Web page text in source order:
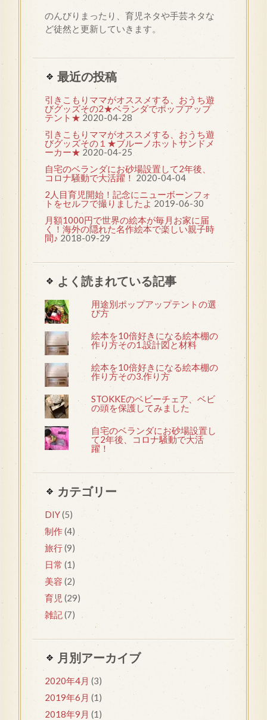
のんびりまったり、育児ネタや手芸ネタな
ど徒然と更新していきます。
最近の投稿
引きこもりママがオススメする、おうち遊
びグッズその2★ベランダでポップアップ
テント★ 2020-04-28
引きこもりママがオススメする、おうち遊
びグッズその１★ブルーノホットサンドメ
ーカー★ 2020-04-25
自宅のベランダにお砂場設置して2年後、
コロナ騒動で大活躍！ 2020-04-04
2人目育児開始！記念にニューボーンフォ
トをセルフで撮りましたよ 2019-06-30
月額1000円で世界の絵本が毎月お家に届
く！海外の隠れた名作絵本で楽しい親子時
間♪ 2018-09-29
よく読まれている記事
用途別ポップアップテントの選
び方
絵本を10倍好きになる絵本棚の
作り方その1.設計図と材料
絵本を10倍好きになる絵本棚の
作り方その3.作り方
STOKKEのベビーチェア、ベビ
の頭を保護してみました
自宅のベランダにお砂場設置し
て2年後、コロナ騒動で大活
躍！
カテゴリー
DIY(5)
制作(4)
旅行(9)
日常 (1)
美容 (2)
育児 (29)
雑記(7)
月別アーカイブ
2020年4月 (3)
2019年6月 (1)
2018年9月 (1)